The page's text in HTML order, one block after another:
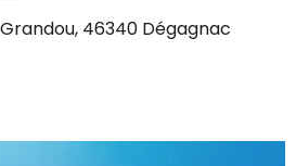
46340 Dégagnac
favoris